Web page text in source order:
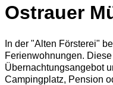
Ostrauer
In der "Alten Försterei"
Ferienwohnungen.
Übernachtungsangebot
Campingplatz, Pension